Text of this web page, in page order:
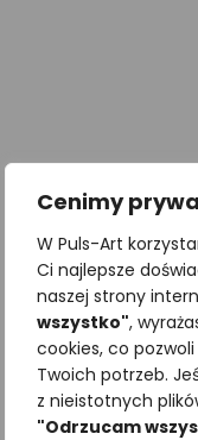
Cenimy
W Puls-Art
Ci najlepsze
naszej strony
wszystko",
cookies, co
Twoich potrzeb.
z nieistotnych
"Odrzucam